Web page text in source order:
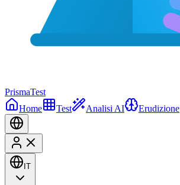
PrismaTest
Home
Test Analisi AI Erudizione
IT